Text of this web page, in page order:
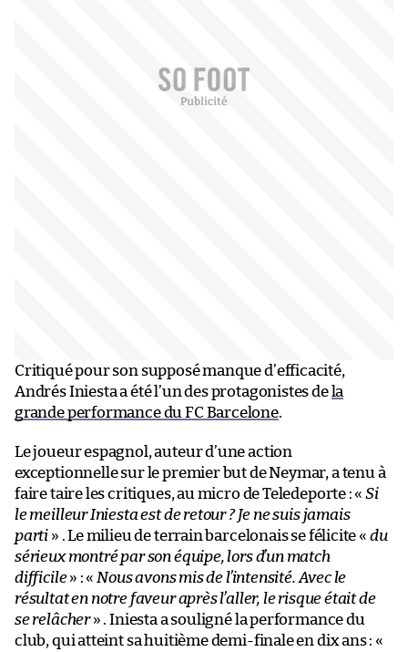
Critiqué pour son supposé manque d’efficacité,
Andrés Iniesta a été l’un des protagonistes de la
grande performance du FC Barcelone.
Le joueur espagnol, auteur d’une action
exceptionnelle sur le premier but de Neymar, a tenu à
faire taire les critiques, au micro de Teledeporte : «Si
le meilleur Iniesta est de retour ? Je ne suis jamais
parti » . Le milieu de terrain barcelonais se félicite « du
sérieux montré par son équipe, lors d’un match
difficile» : « Nous avons mis de l’intensité. Avec le
résultat en notre faveur après l’aller, le risque était de
se relâcher» . Iniesta a souligné la performance du
club, qui atteint sa huitième demi-finale en dix ans : «